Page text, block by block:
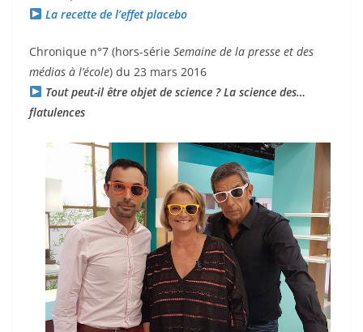
La recette de l’effet placebo
Chronique n°7 (hors-série Semaine de la presse et des
médias à l’école) du 23 mars 2016
Tout peut-il être objet de science ? La science des…
flatulences